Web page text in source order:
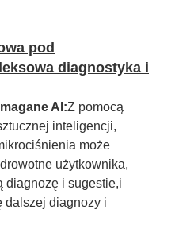
pod
diagnostyka i
AI:Z pomocą
inteligencji,
może
użytkownika,
diagnozę i sugestie,i
dalszej diagnozy i